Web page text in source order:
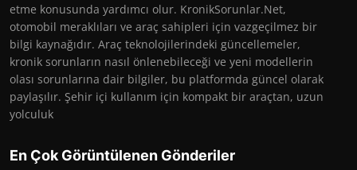
etme konusunda yardımcı olur. KronikSorunlar.Net,
otomobil meraklıları ve araç sahipleri için vazgeçilmez bir
bilgi kaynağıdır. Araç teknolojilerindeki güncellemeler,
kronik sorunların nasıl önlenebileceği ve yeni modellerin
olası sorunlarına dair bilgiler, bu platformda güncel olarak
paylaşılır. Şehir içi kullanım için kompakt bir araçtan, uzun
yolculuk
En Çok Görüntülenen Gönderiler